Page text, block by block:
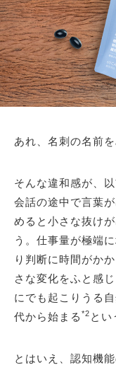
あれ、名刺の名前
そんな違和感が、
会話の途中で言葉
めると小さな抜け
う。仕事量が極端
り判断に時間がか
さな変化をふと感
にでも起こりうる
代から始まる *2 とい
とはいえ、認知機